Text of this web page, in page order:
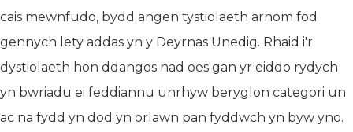
cais mewnfudo, bydd angen tystiolaeth arnom fod
gennych lety addas yn y Deyrnas Unedig. Rhaid i'r
dystiolaeth hon ddangos nad oes gan yr eiddo rydych
yn bwriadu ei feddiannu unrhyw beryglon categori un
ac na fydd yn dod yn orlawn pan fyddwch yn byw yno.